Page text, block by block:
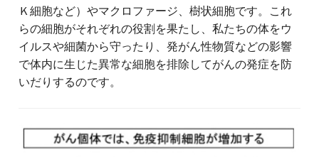
Ｋ細胞など）やマクロファージ、樹状細胞です。これ
らの細胞がそれぞれの役割を果たし、私たちの体をウ
イルスや細菌から守ったり、発がん性物質などの影響
で体内に生じた異常な細胞を排除してがんの発症を防
いだりするのです。